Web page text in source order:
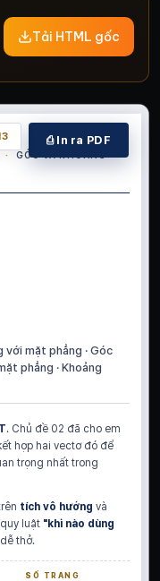
Tải HTML gốc